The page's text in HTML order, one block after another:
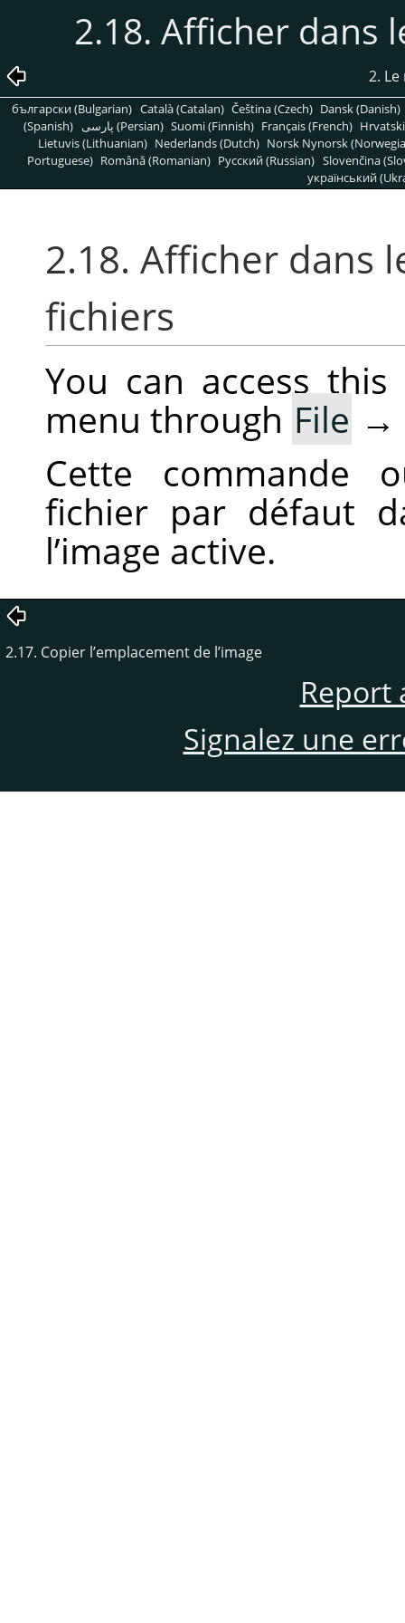
2.18. Afficher dans
2.
български (Bulgarian) Català (Catalan) Čeština (Czech) Dansk (Danish)
(Spanish)
پارسی (Persian) Suomi (Finnish) Français (French)
Lietuvis (Lithuanian) Nederlands (Dutch) Norsk Nynorsk
Portuguese) Română (Romanian) Pусский (Russian) Slovenčina
український
2.18. Afficher dans
fichiers
You can access
menu through File →
Cette commande
fichier par défaut
l’image active.
2.17. Copier l’emplacement de l’image
Report
Signalez une